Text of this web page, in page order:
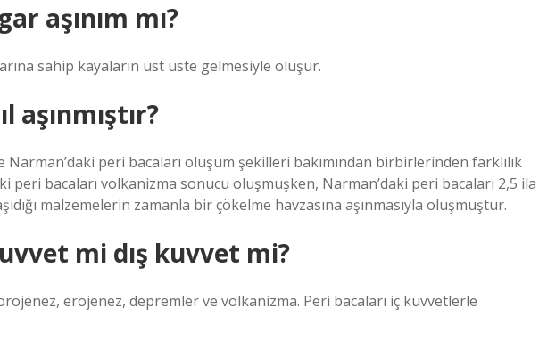
aşınım mı?
sahip kayaların üst üste gelmesiyle oluşur.
aşınmıştır?
Narman’daki peri bacaları oluşum şekilleri bakımından birbirlerinden farklılık
peri bacaları volkanizma sonucu oluşmuşken, Narman’daki peri bacaları 2,5 ila
malzemelerin zamanla bir çökelme havzasına aşınmasıyla oluşmuştur.
mi dış kuvvet mi?
erojenez, depremler ve volkanizma. Peri bacaları iç kuvvetlerle